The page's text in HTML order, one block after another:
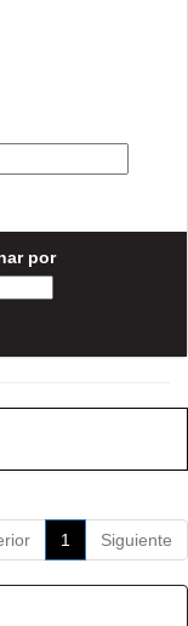
por
1 Siguiente